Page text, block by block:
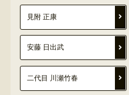
見附 正康
安藤 日出武
二代目 川瀬竹春